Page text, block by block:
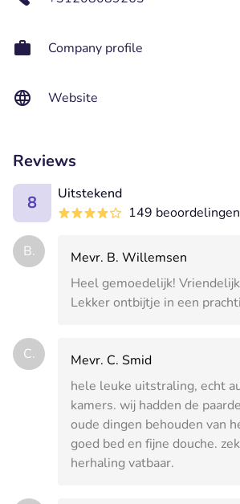
Company profile
Website
Reviews
8
Uitstekend
149 beoordelingen
B.
Mevr. B. Willemsen
Heel gemoedelijk!
Lekker ontbijtje in een
C.
Mevr. C. Smid
hele leuke uitstraling, echt
kamers. wij hadden de
oude dingen behouden van
goed bed en fijne douche.
herhaling vatbaar.